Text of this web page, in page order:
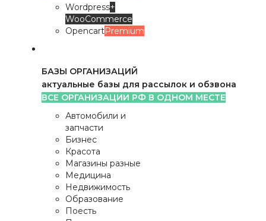
Wordpress+
WooCommerce
OpencartPremium
БАЗЫ ОРГАНИЗАЦИЙ
актуальные базы для рассылок и обзвона
ВСЕ ОРГАНИЗАЦИИ РФ В ОДНОМ МЕСТЕ
Автомобили и
запчасти
Бизнес
Красота
Магазины разные
Медицина
Недвижимость
Образование
Поесть